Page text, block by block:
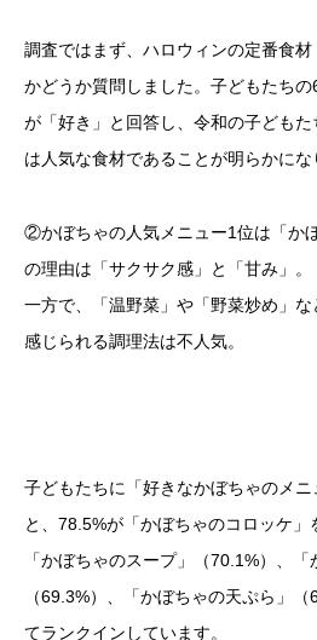
調査ではまず、ハロウィンの定番食
かどうか質問しました。子どもたち
が「好き」と回答し、令和の子どもた
は人気な食材であることが明らかにな
②かぼちゃの人気メニュー1位は「か
の理由は「サクサク感」と「甘み」。
一方で、「温野菜」や「野菜炒め」
感じられる調理法は不人気。
子どもたちに「好きなかぼちゃのメ
と、78.5%が「かぼちゃのコロッケ」
「かぼちゃのスープ」（70.1%）、「
（69.3%）、「かぼちゃの天ぷら」
てランクインしています。